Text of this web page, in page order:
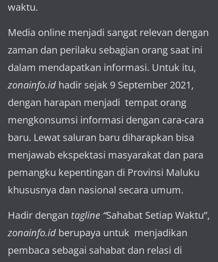
waktu.
Media online menjadi sangat relevan dengan
za­man dan perilaku sebagian orang saat ini
dalam mendapatkan informasi. Untuk itu,
zonainfo.id hadir sejak 9 September 2021,
dengan harapan menjadi tem­pat orang
mengkonsumsi informasi dengan cara-cara
baru. Lewat sa­luran ba­ru diharapkan bisa
menja­wab ekspektasi masya­rakat dan para
pemangku kepen­tingan di Provinsi Maluku
khususnya dan nasional secara umum.
Hadir dengan tagline “Sahabat Setiap Waktu”,
zonainfo.id berupaya untuk menjadikan
pembaca sebagai sahabat dan relasi di